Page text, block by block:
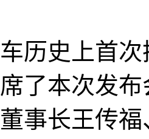
历史上首
了本次发
事长王传